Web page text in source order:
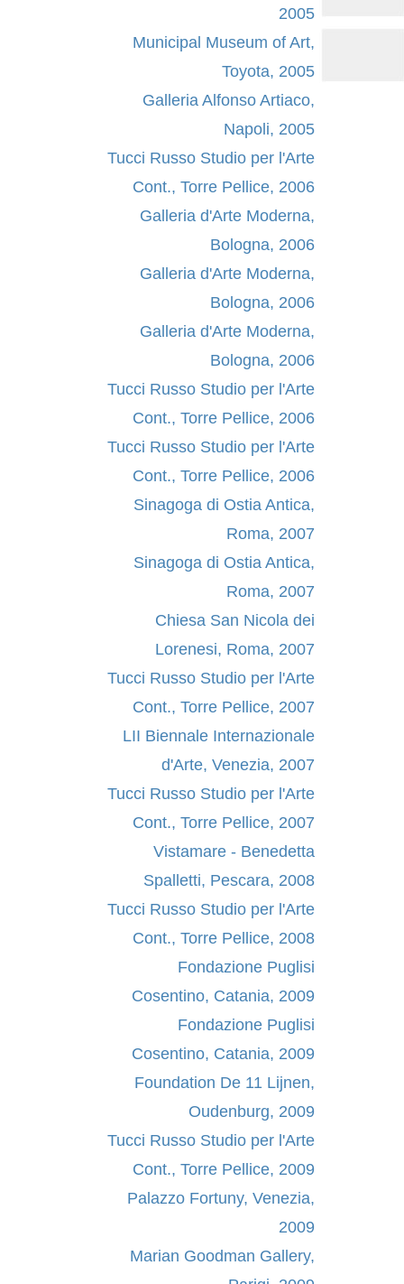
2005
Municipal Museum of Art,
Toyota, 2005
Galleria Alfonso Artiaco,
Napoli, 2005
Tucci Russo Studio per l'Arte
Cont., Torre Pellice, 2006
Galleria d'Arte Moderna,
Bologna, 2006
Galleria d'Arte Moderna,
Bologna, 2006
Galleria d'Arte Moderna,
Bologna, 2006
Tucci Russo Studio per l'Arte
Cont., Torre Pellice, 2006
Tucci Russo Studio per l'Arte
Cont., Torre Pellice, 2006
Sinagoga di Ostia Antica,
Roma, 2007
Sinagoga di Ostia Antica,
Roma, 2007
Chiesa San Nicola dei
Lorenesi, Roma, 2007
Tucci Russo Studio per l'Arte
Cont., Torre Pellice, 2007
LII Biennale Internazionale
d'Arte, Venezia, 2007
Tucci Russo Studio per l'Arte
Cont., Torre Pellice, 2007
Vistamare - Benedetta
Spalletti, Pescara, 2008
Tucci Russo Studio per l'Arte
Cont., Torre Pellice, 2008
Fondazione Puglisi
Cosentino, Catania, 2009
Fondazione Puglisi
Cosentino, Catania, 2009
Foundation De 11 Lijnen,
Oudenburg, 2009
Tucci Russo Studio per l'Arte
Cont., Torre Pellice, 2009
Palazzo Fortuny, Venezia,
2009
Marian Goodman Gallery,